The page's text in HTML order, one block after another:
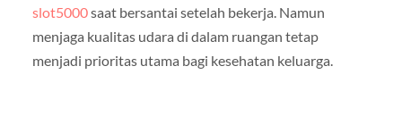
slot5000saat bersantai setelah bekerja. Namun
menjaga kualitas udara di dalam ruangan tetap
menjadi prioritas utama bagi kesehatan keluarga.